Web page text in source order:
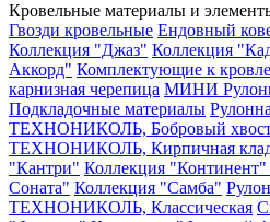
Кровельные материалы и
Гвозди кровельные Ендовный
Коллекция "Джаз" Коллекция
Аккорд" Комплектующие к
карнизная черепица МИНИ
Подкладочные материалы
ТЕХНОНИКОЛЬ, Бобровый
ТЕХНОНИКОЛЬ, Кирпичная
"Кантри" Коллекция "Континент"
Соната" Коллекция "Самба"
ТЕХНОНИКОЛЬ, Классическая